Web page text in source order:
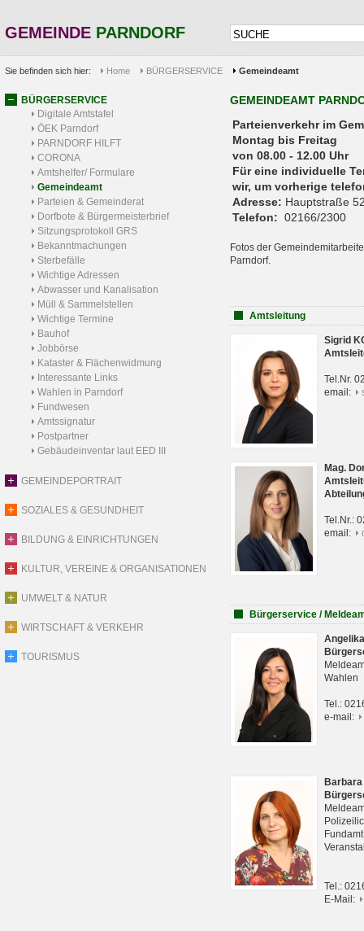
GEMEINDE PARNDORF
Sie befinden sich hier: Home BÜRGERSERVICE Gemeindeamt
BÜRGERSERVICE
Digitale Amtstafel
ÖEK Parndorf
PARNDORF HILFT
CORONA
Amtshelfer/ Formulare
Gemeindeamt
Parteien & Gemeinderat
Dorfbote & Bürgermeisterbrief
Sitzungsprotokoll GRS
Bekanntmachungen
Sterbefälle
Wichtige Adressen
Abwasser und Kanalisation
Müll & Sammelstellen
Wichtige Termine
Bauhof
Jobbörse
Kataster & Flächenwidmung
Interessante Links
Wahlen in Parndorf
Fundwesen
Amtssignatur
Postpartner
Gebäudeinventar laut EED III
GEMEINDEPORTRAIT
SOZIALES & GESUNDHEIT
BILDUNG & EINRICHTUNGEN
KULTUR, VEREINE & ORGANISATIONEN
UMWELT & NATUR
WIRTSCHAFT & VERKEHR
TOURISMUS
GEMEINDEAMT
Parteienverkehr
Montag bis Freitag
von 08.00 - 12.00 Uhr
Für eine individuelle
wir, um vorherige
Adresse: Hauptstraße
Telefon: 02166/2300
Fotos der
Parndorf.
Amtsleitung
Sigrid
Tel.Nr.
email:
Mag.
Tel.Nr.:
email:
Bürgerservice /
Wahlen
Tel.:
e-mail:
Tel.:
E-Mail: